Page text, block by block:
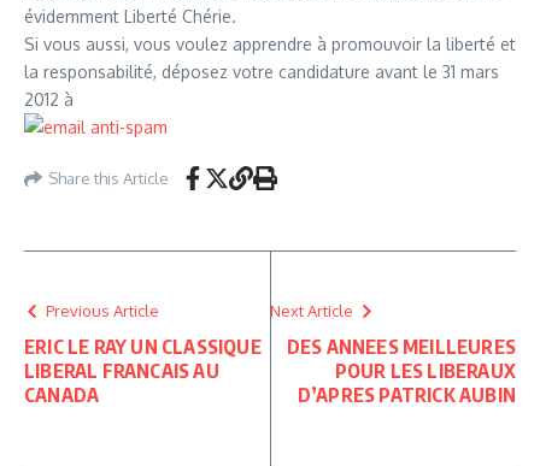
évidemment Liberté Chérie.
Si vous aussi, vous voulez apprendre à promouvoir la liberté et
la responsabilité, déposez votre candidature avant le 31 mars
2012 à
Share this Article
Previous Article
ERIC LE RAY UN CLASSIQUE
LIBERAL FRANCAIS AU
CANADA
Next Article
DES ANNEES MEILLEURES
POUR LES LIBERAUX
D’APRES PATRICK AUBIN